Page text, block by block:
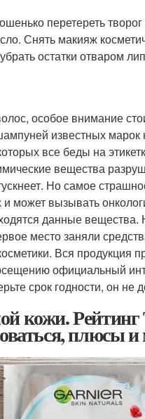
перетереть
Снять макияж
остатки отваром
особое внимание
известных
все беды на
вещества
Но самое
может вызывать
данные
место заняли
Вся продукция
официальный
срок годности, он
кожи.
плюсы